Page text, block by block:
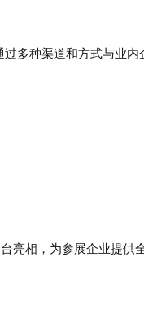
多种渠道和方式与业内
亮相，为参展企业提供